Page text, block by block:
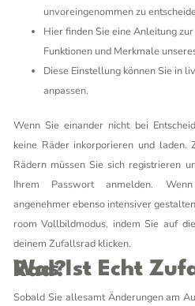
unvoreingenommen zu
Hier finden Sie eine Anleitung
Funktionen und Merkmale
Diese Einstellung können Sie in
anpassen.
Wenn Sie einander nicht bei
keine Räder inkorporieren und laden.
Rädern müssen Sie sich registrieren
Ihrem Passwort anmelden.
angenehmer ebenso intensiver
room Vollbildmodus, indem Sie auf
deinem Zufallsrad klicken.
Was Ist Echt Zufallsgenerator Rad?
Sobald Sie allesamt Änderungen am